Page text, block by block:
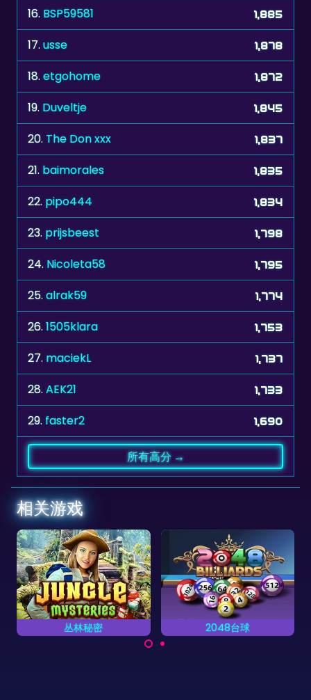
16. BSP59581 1,885
17.usse 1,878
18.etgohome 1,872
19. Duveltje 1,845
20. The Don xxx 1,837
21. baimorales 1,835
22. pipo444 1,834
23. prijsbeest 1,798
24. Nicoleta58 1,795
25.alrak59 1,774
26.1505klara 1,753
27. maciekL 1,737
28.AEK21 1,733
29.faster2 1,690
所有高分 →
相关游戏
2048台球 纵横填字谜 2